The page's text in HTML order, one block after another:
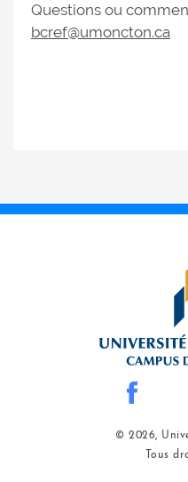
Questions ou
bcref@umoncton.ca
© 2026,
Tous